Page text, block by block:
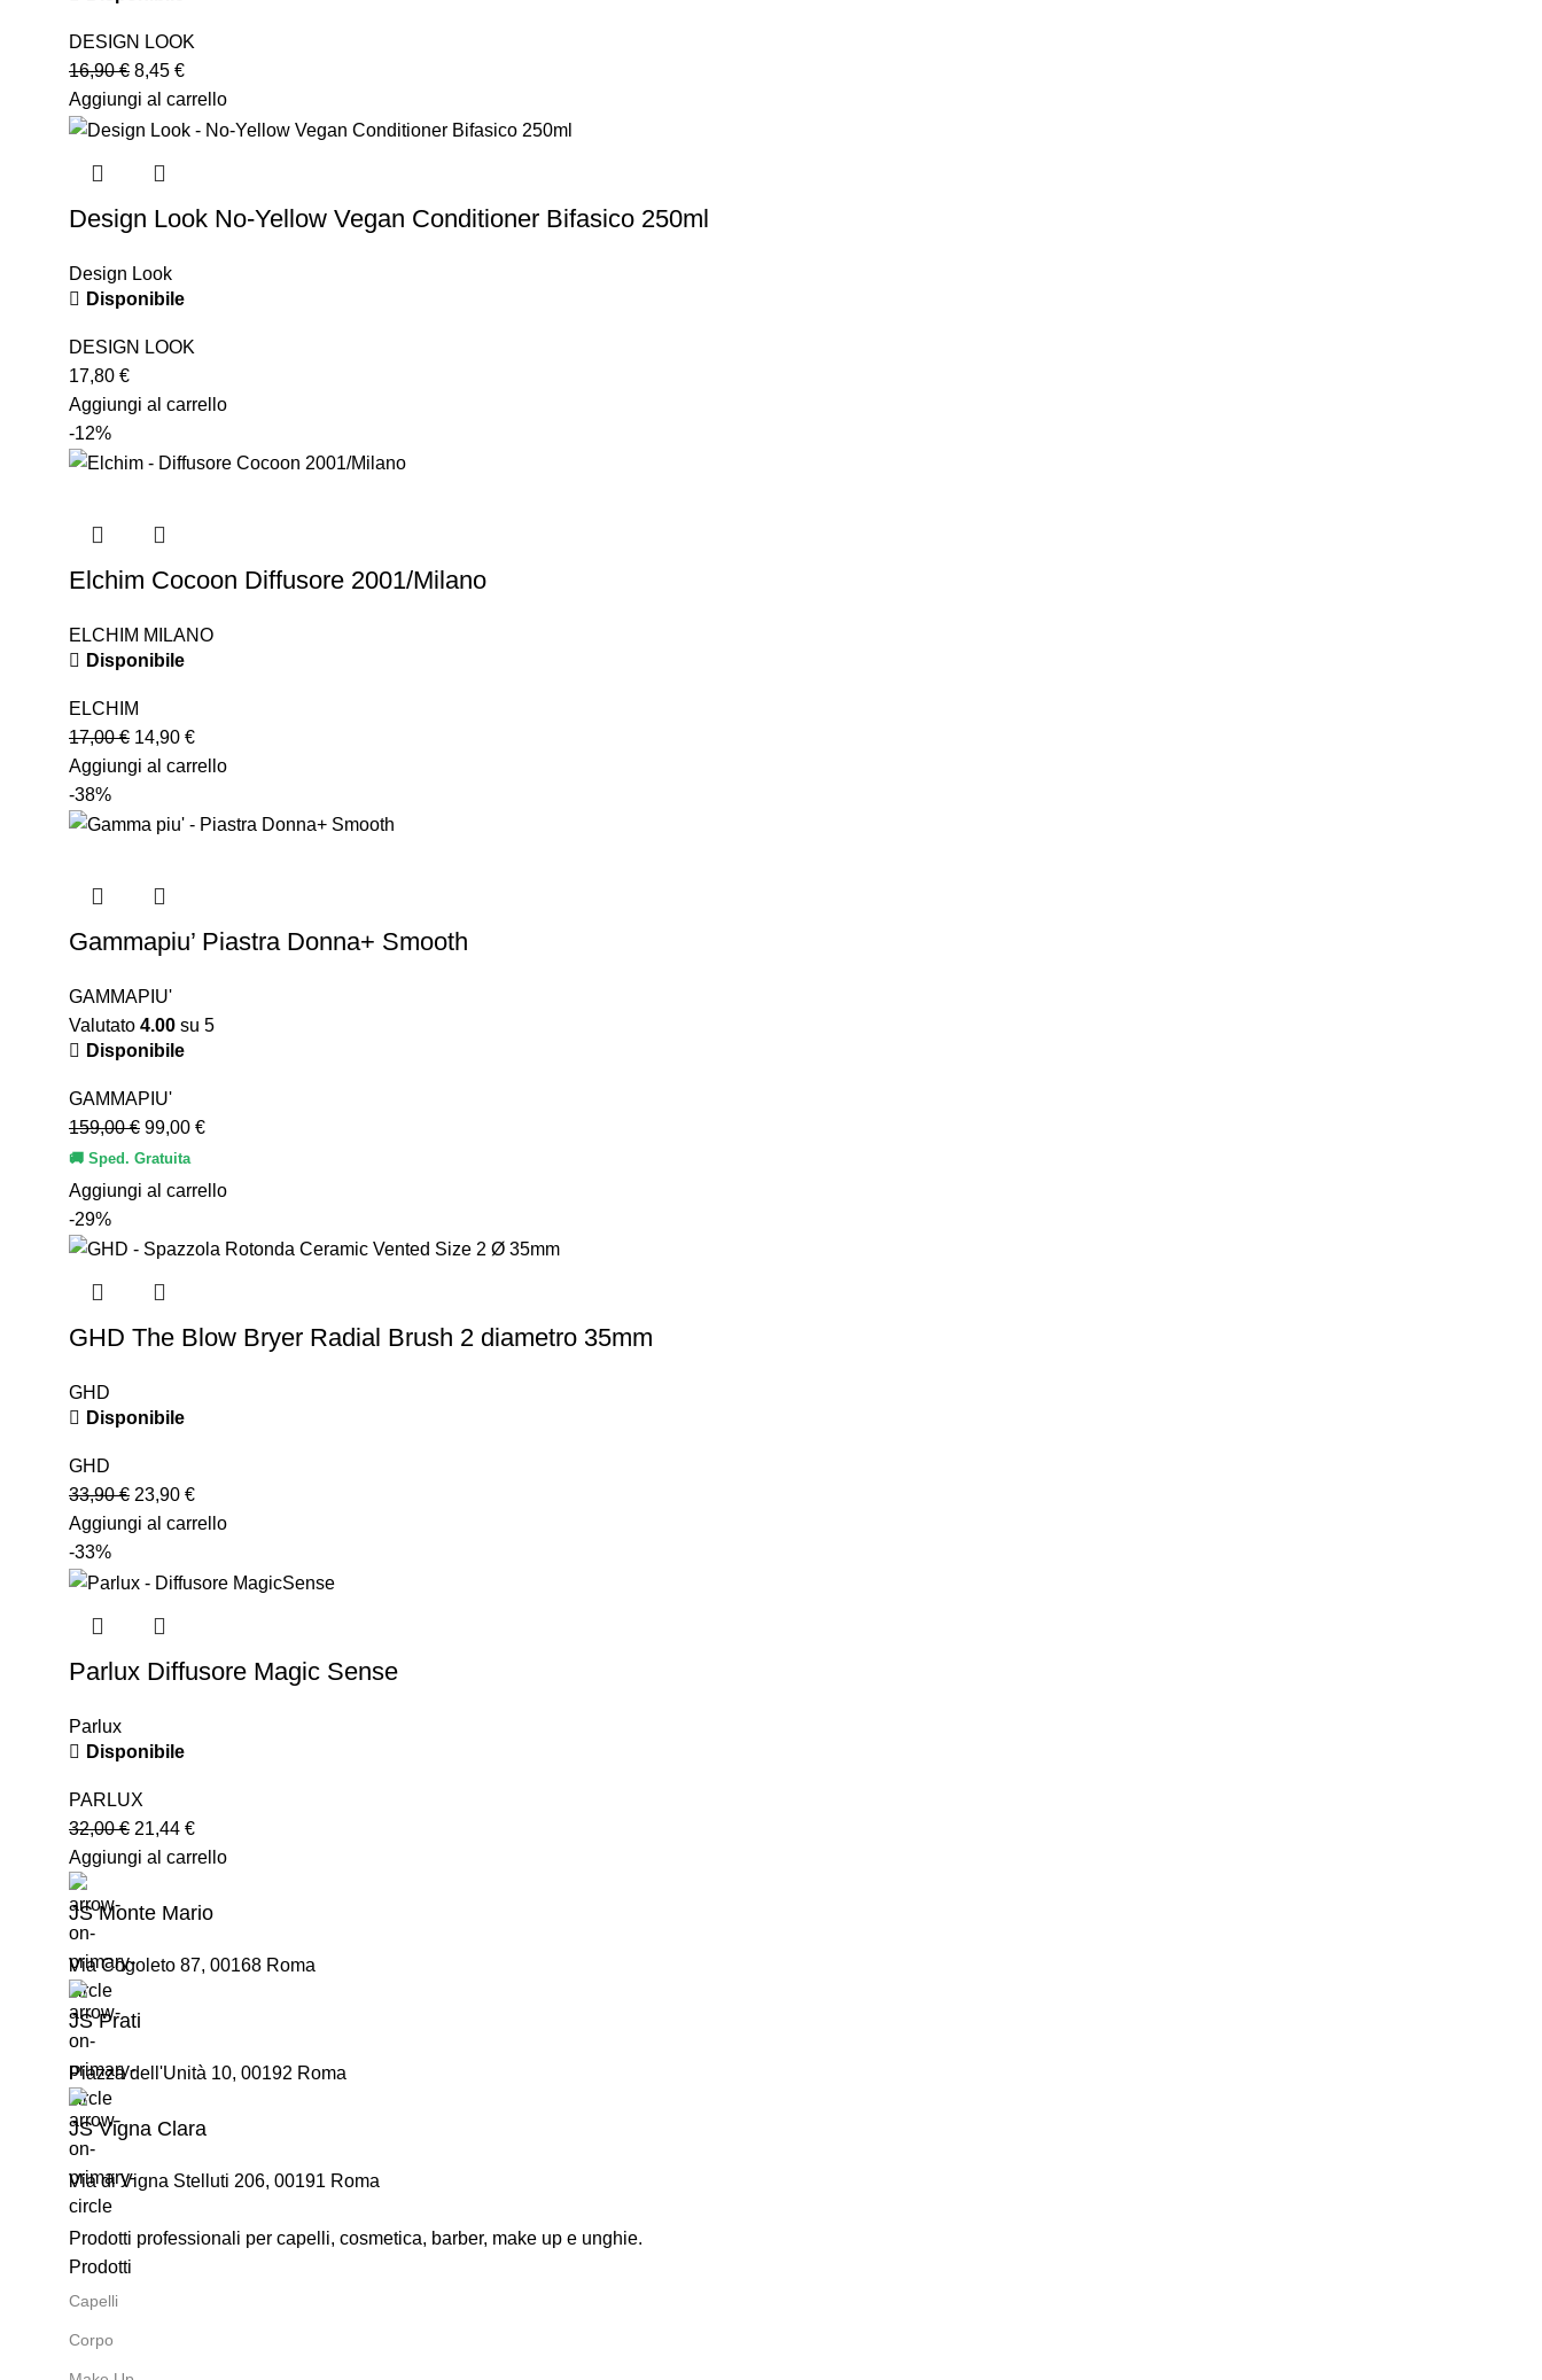
DESIGN LOOK
16,90€ 8,45 €
Aggiungi al carrello
Design Look No-Yellow Vegan Conditioner Bifasico 250ml
Design Look
Disponibile
DESIGN LOOK
17,80 €
Aggiungi al carrello
-12%
Elchim Cocoon Diffusore 2001/Milano
ELCHIM MILANO
Disponibile
ELCHIM
17,00€ 14,90 €
Aggiungi al carrello
-38%
Gammapiu’ Piastra Donna+ Smooth
GAMMAPIU'
Valutato 4.00 su 5
Disponibile
GAMMAPIU'
159,00€ 99,00 €
🚚 Sped. Gratuita
Aggiungi al carrello
-29%
GHD The Blow Bryer Radial Brush 2 diametro 35mm
GHD
Disponibile
GHD
33,90€ 23,90 €
Aggiungi al carrello
-33%
Parlux Diffusore Magic Sense
Parlux
Disponibile
PARLUX
32,00€ 21,44 €
Aggiungi al carrello
JS Monte Mario
Via Cogoleto 87, 00168 Roma
JS Prati
Piazza dell'Unità 10, 00192 Roma
JS Vigna Clara
Via di Vigna Stelluti 206, 00191 Roma
Prodotti professionali per capelli, cosmetica, barber, make up e unghie.
Prodotti
Capelli
Corpo